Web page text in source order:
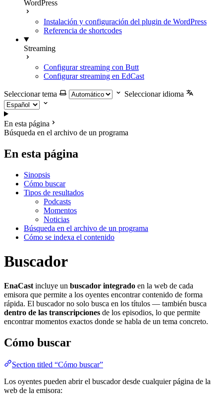
WordPress
Instalación y configuración del plugin de WordPress
Referencia de shortcodes
Streaming
Configurar streaming con Butt
Configurar streaming en EdCast
Seleccionar tema Seleccionar idioma
En esta página
Búsqueda en el archivo de un programa
En esta página
Sinopsis
Cómo buscar
Tipos de resultados
Podcasts
Momentos
Noticias
Búsqueda en el archivo de un programa
Cómo se indexa el contenido
Buscador
EnaCast incluye un buscador integrado en la web de cada
emisora que permite a los oyentes encontrar contenido de forma
rápida. El buscador no solo busca en los títulos — también busca
dentro de las transcripciones de los episodios, lo que permite
encontrar momentos exactos donde se habla de un tema concreto.
Cómo buscar
Section titled “Cómo buscar”
Los oyentes pueden abrir el buscador desde cualquier página de la
web de la emisora: